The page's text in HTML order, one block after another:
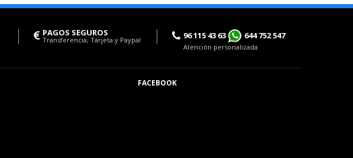
PAGOS SEGUROS
Transferencia, Tarjeta y Paypal 96 115 43 63 644 752 547
Atención personalizada
FACEBOOK